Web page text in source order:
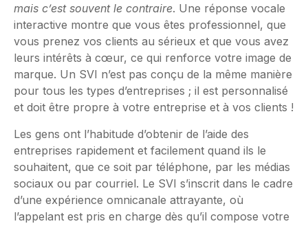
mais c’est souvent le contraire. Une réponse vocale
interactive montre que vous êtes professionnel, que
vous prenez vos clients au sérieux et que vous avez
leurs intérêts à cœur, ce qui renforce votre image de
marque. Un SVI n’est pas conçu de la même manière
pour tous les types d’entreprises ; il est personnalisé
et doit être propre à votre entreprise et à vos clients !
Les gens ont l’habitude d’obtenir de l’aide des
entreprises rapidement et facilement quand ils le
souhaitent, que ce soit par téléphone, par les médias
sociaux ou par courriel. Le SVI s’inscrit dans le cadre
d’une expérience omnicanale attrayante, où
l’appelant est pris en charge dès qu’il compose votre